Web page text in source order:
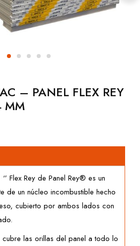
– PANEL FLEX REY
MM
Flex Rey de Panel Rey® es un
de un núcleo incombustible hecho
cubierto por ambos lados con
las orillas del panel a todo lo